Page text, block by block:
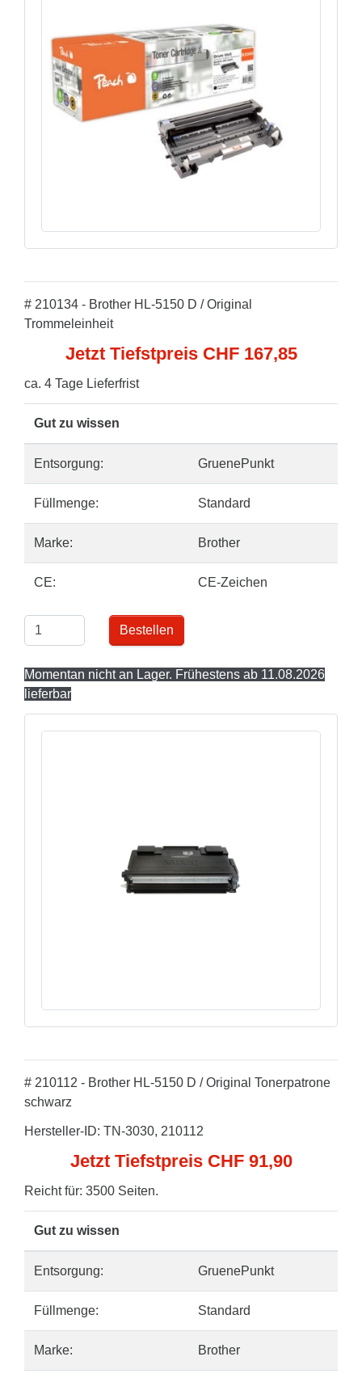
# 210134 - Brother HL-5150 D / Original
Trommeleinheit
Jetzt Tiefstpreis CHF 167,85
ca. 4 Tage Lieferfrist
Gut zu wissen
Entsorgung: GruenePunkt
Füllmenge: Standard
Marke: Brother
CE: CE-Zeichen
Bestellen
Momentan nicht an Lager. Frühestens ab 11.08.2026
lieferbar
# 210112 - Brother HL-5150 D / Original Tonerpatrone
schwarz
Hersteller-ID: TN-3030, 210112
Jetzt Tiefstpreis CHF 91,90
Reicht für: 3500 Seiten.
Gut zu wissen
Entsorgung: GruenePunkt
Füllmenge: Standard
Marke: Brother